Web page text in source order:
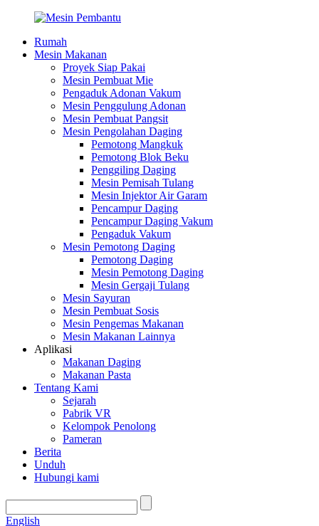
Rumah
Mesin Makanan
Proyek Siap Pakai
Mesin Pembuat Mie
Pengaduk Adonan Vakum
Mesin Penggulung Adonan
Mesin Pembuat Pangsit
Mesin Pengolahan Daging
Pemotong Mangkuk
Pemotong Blok Beku
Penggiling Daging
Mesin Pemisah Tulang
Mesin Injektor Air Garam
Pencampur Daging
Pencampur Daging Vakum
Pengaduk Vakum
Mesin Pemotong Daging
Pemotong Daging
Mesin Pemotong Daging
Mesin Gergaji Tulang
Mesin Sayuran
Mesin Pembuat Sosis
Mesin Pengemas Makanan
Mesin Makanan Lainnya
Aplikasi
Makanan Daging
Makanan Pasta
Tentang Kami
Sejarah
Pabrik VR
Kelompok Penolong
Pameran
Berita
Unduh
Hubungi kami
English